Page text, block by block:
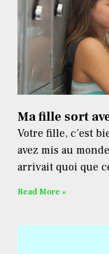
Ma fille sort
Votre fille, c’est
avez mis au
arrivait quoi que
Read More »